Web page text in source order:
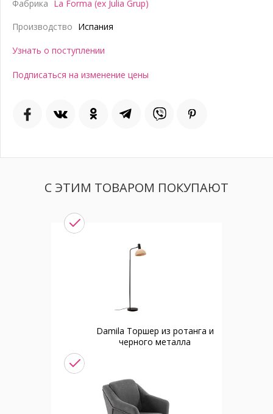
Фабрика La Forma (ex Julia Grup)
Производство Испания
Узнать о поступлении
Подписаться на изменение цены
С ЭТИМ ТОВАРОМ ПОКУПАЮТ
Damila Торшер из ротанга и
черного металла